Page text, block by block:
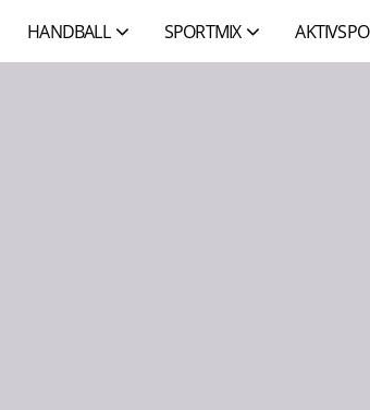
HANDBALL SPORTMIX